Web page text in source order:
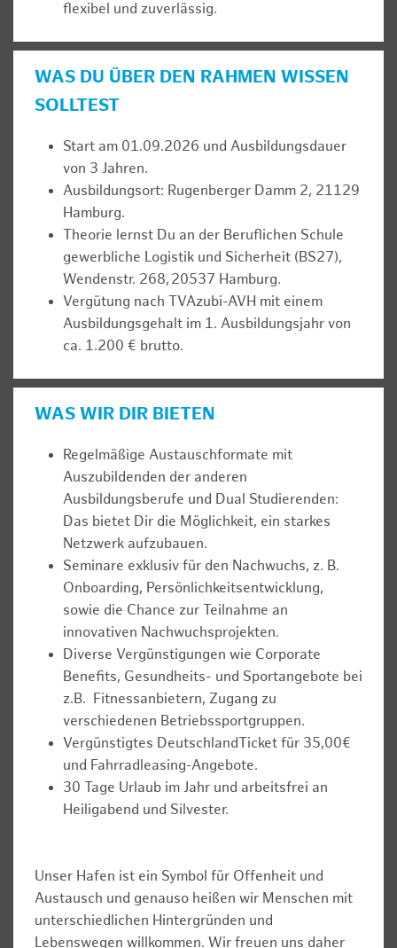
flexibel und zuverlässig.
WAS DU ÜBER DEN RAHMEN WISSEN
SOLLTEST
Start am 01.09.2026 und Ausbildungsdauer
von 3 Jahren.
Ausbildungsort: Rugenberger Damm 2, 21129
Hamburg.
Theorie lernst Du an der Beruflichen Schule
gewerbliche Logistik und Sicherheit (BS27),
Wendenstr. 268, 20537 Hamburg.
Vergütung nach TVAzubi-AVH mit einem
Ausbildungsgehalt im 1. Ausbildungsjahr von
ca. 1.200 € brutto.
WAS WIR DIR BIETEN
Regelmäßige Austauschformate mit
Auszubildenden der anderen
Ausbildungsberufe und Dual Studierenden:
Das bietet Dir die Möglichkeit, ein starkes
Netzwerk aufzubauen.
Seminare exklusiv für den Nachwuchs, z. B.
Onboarding, Persönlichkeitsentwicklung,
sowie die Chance zur Teilnahme an
innovativen Nachwuchsprojekten.
Diverse Vergünstigungen wie Corporate
Benefits, Gesundheits- und Sportangebote bei
z.B. Fitnessanbietern, Zugang zu
verschiedenen Betriebssportgruppen.
Vergünstigtes DeutschlandTicket für 35,00€
und Fahrradleasing-Angebote.
30 Tage Urlaub im Jahr und arbeitsfrei an
Heiligabend und Silvester.
Unser Hafen ist ein Symbol für Offenheit und
Austausch und genauso heißen wir Menschen mit
unterschiedlichen Hintergründen und
Lebenswegen willkommen. Wir freuen uns daher